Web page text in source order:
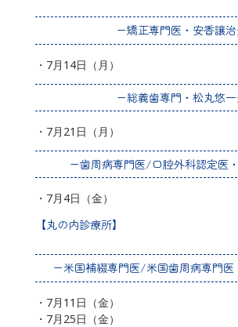
ー矯正専門医・安香譲
・7月14日（月）
ー総義歯専門・松丸悠
・7月21日（月）
ー歯周病専門医/口腔外科認定医
・7月4日（金）
【丸の内診療所】
ー米国補綴専門医/米国歯周病専門医
・7月11日（金）
・7月25日（金）